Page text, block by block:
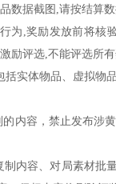
数据截图,请按结算
为,奖励发放前将
励评选,不能评选所有
括实体物品、虚拟
的内容，禁止发布
内容、对局素材批